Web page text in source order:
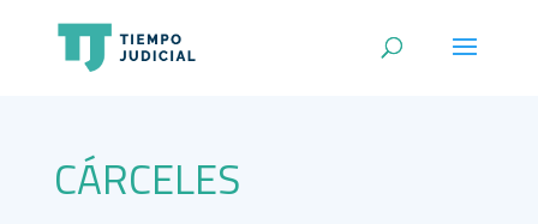
CÁRCELES